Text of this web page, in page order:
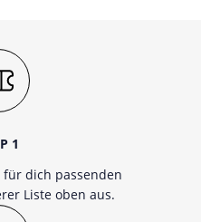
1
für dich passenden
Liste oben aus.